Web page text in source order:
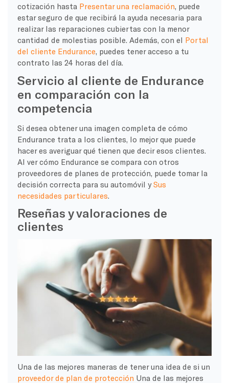
cotización hasta Presentar una reclamación , puede
estar seguro de que recibirá la ayuda necesaria para
realizar las reparaciones cubiertas con la menor
cantidad de molestias posible. Además, con el Portal
del cliente Endurance , puedes tener acceso a tu
contrato las 24 horas del día.
Servicio al cliente de Endurance
en comparación con la
competencia
Si desea obtener una imagen completa de cómo
Endurance trata a los clientes, lo mejor que puede
hacer es averiguar qué tienen que decir esos clientes.
Al ver cómo Endurance se compara con otros
proveedores de planes de protección, puede tomar la
decisión correcta para su automóvil ySus
necesidades particulares
Reseñas y valoraciones de
clientes
Una de las mejores maneras de tener una idea de si un
proveedor de plan de protección Una de las mejores